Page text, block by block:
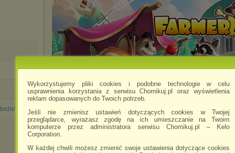
Wykorzystujemy pliki cookies i podobne technologie w celu
usprawnienia korzystania z serwisu Chomikuj.pl oraz wyświetlenia
reklam dopasowanych do Twoich potrzeb.
Jeśli nie zmienisz ustawień dotyczących cookies w Twojej
przeglądarce, wyrażasz zgodę na ich umieszczanie na Twoim
komputerze przez administratora serwisu Chomikuj.pl – Kelo
Corporation.
W każdej chwili możesz zmienić swoje ustawienia dotyczące cookies